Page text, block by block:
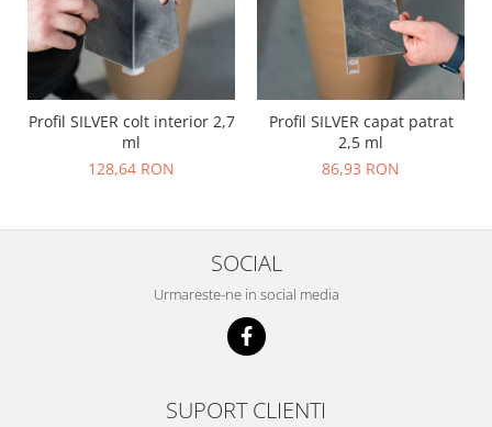
Profil SILVER colt interior 2,7
ml
128,64 RON
Profil SILVER capat patrat
2,5 ml
86,93 RON
SOCIAL
Urmareste-ne in social media
SUPORT CLIENTI